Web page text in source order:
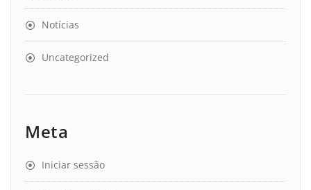
Notícias
Uncategorized
Meta
Iniciar sessão